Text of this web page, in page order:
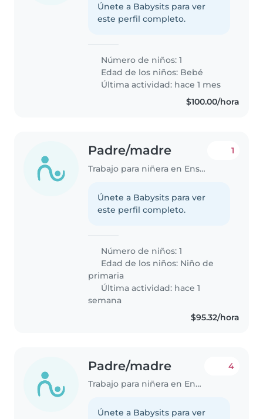
Únete a Babysits para ver
este perfil completo.
Número de niños: 1
Edad de los niños: Bebé
Última actividad: hace 1 mes
$100.00/hora
Padre/madre
Trabajo para niñera en Ensenada
1
Únete a Babysits para ver
este perfil completo.
Número de niños: 1
Edad de los niños: Niño de
primaria
Última actividad: hace 1
semana
$95.32/hora
Padre/madre
Trabajo para niñera en Ensenada
4
Únete a Babysits para ver